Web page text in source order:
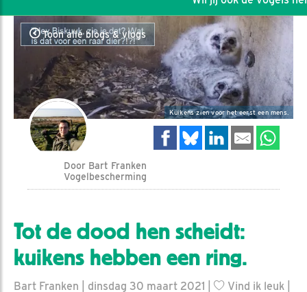
Toon alle blogs & vlogs
Kuikens zien voor het eerst een mens.
Door Bart Franken
Vogelbescherming
Tot de dood hen scheidt:
kuikens hebben een ring.
Bart Franken | dinsdag 30 maart 2021 | Vind ik leuk